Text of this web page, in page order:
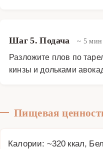
Шаг 5. Подача ~ 5 мин
Разложите плов по
кинзы и дольками
Пищевая
Калории: ~320 ккал,